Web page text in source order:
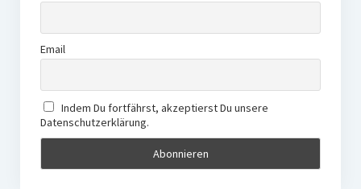
Email
Indem Du fortfährst, akzeptierst Du unsere
Datenschutzerklärung.